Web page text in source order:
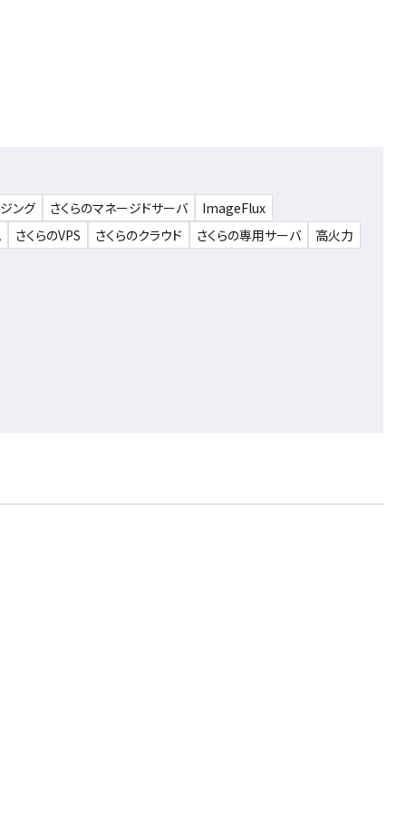
ング さくらのマネージドサーバ
ImageFlux
さくらのVPS さくらのクラウド さくらの専用サーバ
高火力